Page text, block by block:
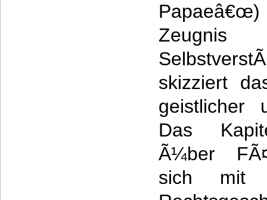
skizziert
geistlicher
Das
Ã¼ber
sich mit